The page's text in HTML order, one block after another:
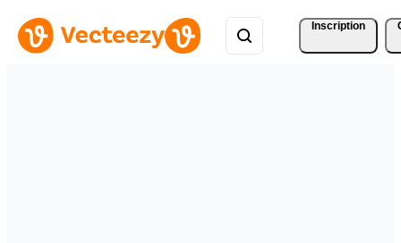
Inscription